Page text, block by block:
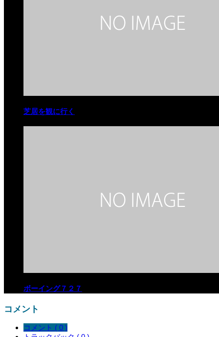
芝居を観に行く
ボーイング７２７
コメント
コメント ( 0 )